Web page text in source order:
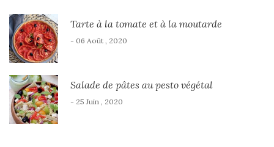
Tarte à la tomate et à la moutarde
- 06 Août , 2020
Salade de pâtes au pesto végétal
- 25 Juin , 2020